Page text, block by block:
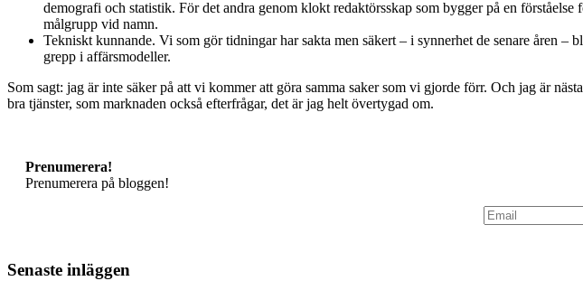
demografi och statistik. För det andra genom klokt redaktörsskap som bygger på en
målgrupp vid namn.
Tekniskt kunnande. Vi som gör tidningar har sakta men säkert – i synnerhet de senare åren
grepp i affärsmodeller.
Som sagt: jag är inte säker på att vi kommer att göra samma saker som vi gjorde förr. Och jag är
bra tjänster, som marknaden också efterfrågar, det är jag helt övertygad om.
Prenumerera!
Prenumerera på bloggen!
Senaste inläggen